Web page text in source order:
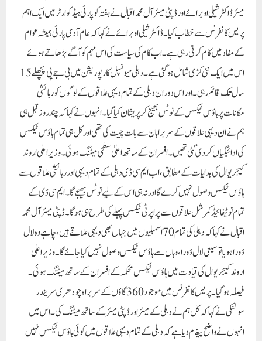
میئر ڈاکٹر شیلی اوبرائے اور ڈپٹی میئر آل محمد اقبال نے ہفتہ کو پارٹی ہیڈکوارٹر میں ایک اہم
پریس کانفرنس سے خطاب کیا۔ڈاکٹر شیلی اوبرائے نے کہا کہ عام آدمی پارٹی ہمیشہ عوام
کے مفاد میں کام کرتی رہی ہے۔ اب کام کی سیاست کی اس مہم کو آگے بڑھاتے ہوئے
اس میں ایک نئی کڑی شامل ہو گئی ہے۔ دہلی میونسپل کارپوریشن میں بی جے پی پچھلے 15
سال تک قائم رہی۔ اور اس دوران دہلی کے تمام دیہی علاقوں کے لوگوں کو رہائشی
مکانات پر ہاؤس ٹیکس کے نوٹس بھیج کر پریشان کیا گیا۔ انہوں نے کہا کہ چند روز قبل ہی
ہم نے ان دیہی علاقوں کے سربراہان سے بات چیت کی تھی اور کل ہی تمام ہاؤس ٹیکس
کی ادائیگیاں کر دی گئی تھیں۔افسران کے ساتھ اعلیٰ سطحی میٹنگ ہوئی۔ وزیر اعلی اروند
کیجریوال کی ہدایات کے مطابق، اب ایم سی ڈی دہلی کے تمام دیہی اور رہائشی علاقوں سے
ہاؤس ٹیکس وصول نہیں کرے گا اور نہ ہی اس کے لیے نوٹس بھیجے گا۔ ایم سی ڈی کے
تمام نوٹیفائیڈ کمرشل علاقوں سے پراپرٹی ٹیکس پہلے کی طرح ہی ہوگا۔ ڈپٹی میئر آل محمد
اقبال نے کہا کہ دہلی کی تمام 70 اسمبلیوں میں جہاں بھی دیہی علاقے ہیں، چاہے وہ لال
ڈورا ہو یا توسیعی لال ڈورا، وہاں سے ہاؤس ٹیکس وصول نہیں کیا جائے گا۔ وزیر اعلی
اروند کیجریوال کی قیادت میں ہاؤس ٹیکس محکمہ کے افسران کے ساتھ میٹنگ ہوئی۔
فیصلہ ہو گیا۔ پریس کانفرنس میں موجود 360 گاؤں کے سربراہ چودھری سریندر
سولنکی نے کہا کہ کل ہم نے دہلی کے میئر اور ڈپٹی میئر کے ساتھ میٹنگ کی۔ اس میں
انہوں نے واضح پیغام دیا ہے کہ دہلی کے تمام دیہی علاقوں میں کوئی ہاؤس ٹیکس نہیں